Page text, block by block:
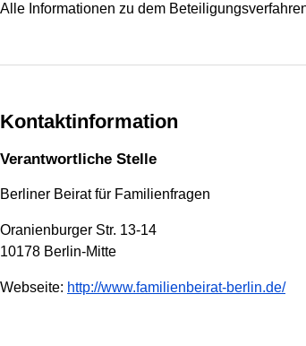
Alle Informationen zu dem
Kontaktinformation
Verantwortliche Stelle
Berliner Beirat für Familienfragen
Oranienburger Str. 13-14
10178 Berlin-Mitte
Webseite: http://www.familienbeirat-berlin.de/